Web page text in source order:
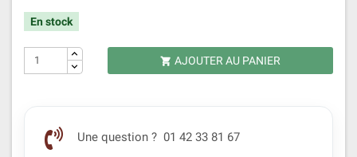
En stock
 AJOUTER AU PANIER
Une question ? 01 42 33 81 67